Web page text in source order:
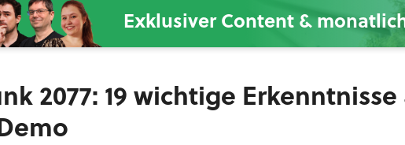
Exklusiver Content &
2077: 19 wichtige